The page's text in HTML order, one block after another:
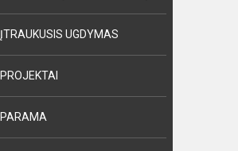
ĮTRAUKUSIS UGDYMAS
PROJEKTAI
PARAMA